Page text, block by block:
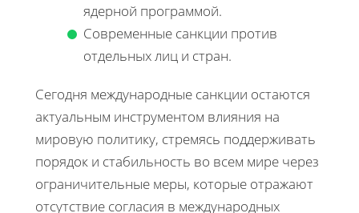
ядерной программой.
Современные санкции против
отдельных лиц и стран.
Сегодня международные санкции остаются
актуальным инструментом влияния на
мировую политику, стремясь поддерживать
порядок и стабильность во всем мире через
ограничительные меры, которые отражают
отсутствие согласия в международных